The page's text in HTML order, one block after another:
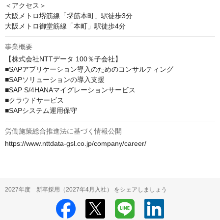
＜アクセス＞
大阪メトロ堺筋線「堺筋本町」駅徒歩3分
事業概要
【株式会社NTTデータ 100％子会社】
■SAPアプリケーション導入のためのコンサルティング
■SAPソリューションの導入支援
■SAP S/4HANAマイグレーションサービス
■クラウドサービス
■SAPシステム運用保守
労働施策総合推進法に基づく情報公開
https://www.nttdata-gsl.co.jp/company/career/
2027年度 新卒採用（2027年4月入社） をシェアしましょう